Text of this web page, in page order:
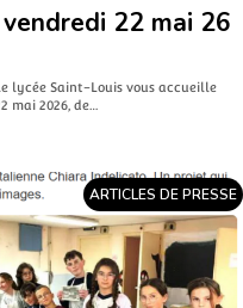
22 mai 26
lycée Saint-Louis vous accueille
mai 2026, de…
ARTICLES DE PRESSE